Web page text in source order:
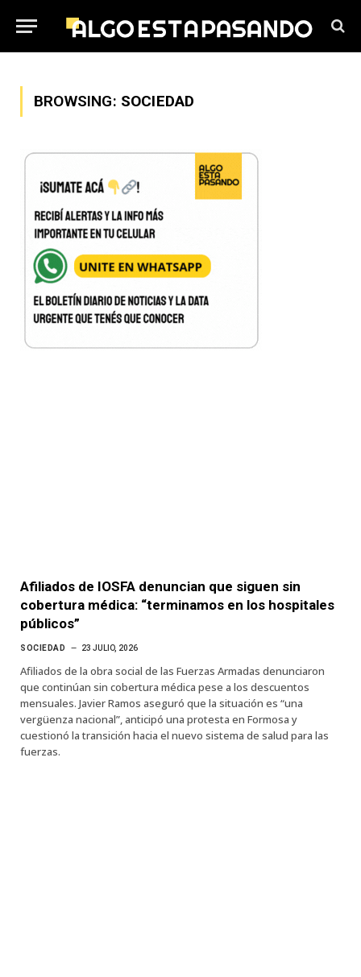
BROWSING: SOCIEDAD
Afiliados de IOSFA denuncian que siguen sin
cobertura médica: “terminamos en los hospitales
públicos”
SOCIEDAD 23 JULIO, 2026
Afiliados de la obra social de las Fuerzas Armadas denunciaron
que continúan sin cobertura médica pese a los descuentos
mensuales. Javier Ramos aseguró que la situación es “una
vergüenza nacional”, anticipó una protesta en Formosa y
cuestionó la transición hacia el nuevo sistema de salud para las
fuerzas.